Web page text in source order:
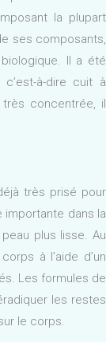
la plupart
ses composants,
Il a été
à-dire cuit à
concentrée, il
très prisé pour
dans la
plus lisse. Au
à l’aide d’un
Les formules de
les restes
le corps.